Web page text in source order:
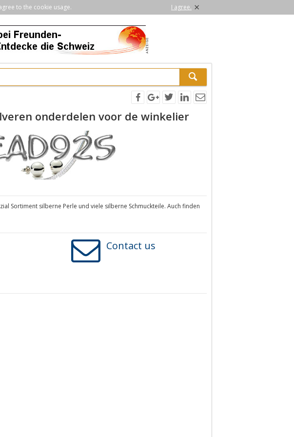
to the cookie usage. I agree. ×
onderdelen voor de winkelier
Sortiment silberne Perle und viele silberne Schmuckteile. Auch finden
Contact us